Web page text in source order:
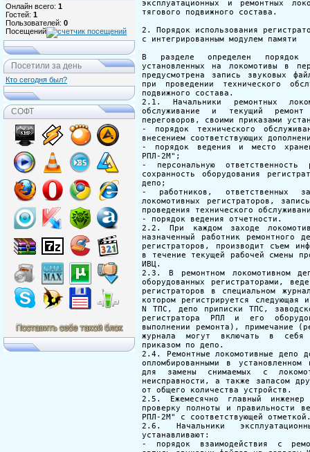
Онлайн всего: 1
Гостей: 1
Пользователей: 0
Посещений
Посетили за день
Кто сегодня был?
СОФТ